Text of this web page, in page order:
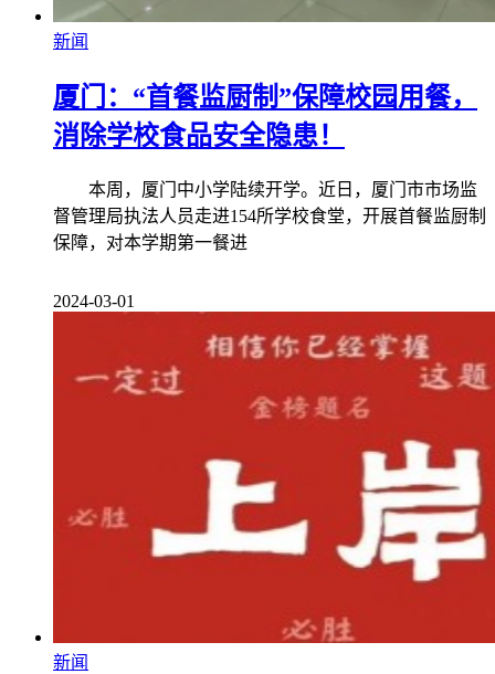
新闻
厦门：“首餐监厨制”保障校园用餐，
消除学校食品安全隐患！
本周，厦门中小学陆续开学。近日，厦门市市场监
督管理局执法人员走进154所学校食堂，开展首餐监厨制
保障，对本学期第一餐进
2024-03-01
新闻